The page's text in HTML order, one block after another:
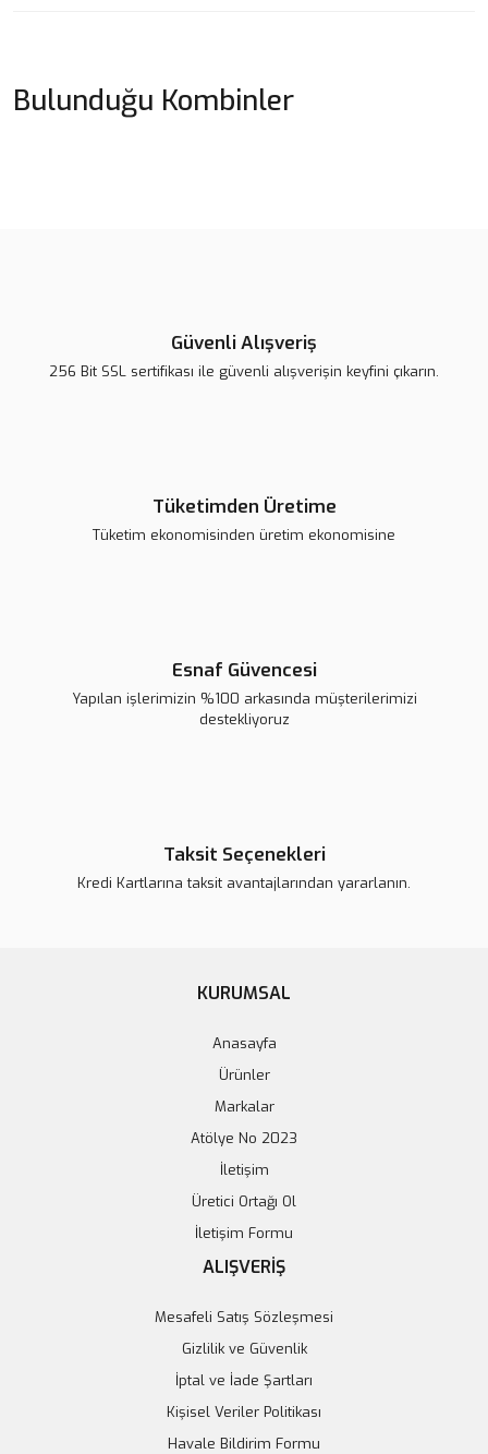
Ürün resmi kalitesiz, bozuk veya görüntülenemiyor.
Ürün açıklamasında eksik bilgiler bulunuyor.
Gönder
285,65 TL
12V 1 Kanal LDR Işık Sensörü Kontrollü Röle Kartı
114,26 TL
Sepete Ekle
Bulunduğu Kombinler
SSR-40DA Solid State Röle 40A – 24-380V
SSR-25DA Solid State Röle (25A)
Güvenli Alışveriş
256 Bit SSL sertifikası ile güvenli alışverişin keyfini çıkarın.
Tüketimden Üretime
Tüketim ekonomisinden üretim ekonomisine
Esnaf Güvencesi
Yapılan işlerimizin %100 arkasında müşterilerimizi
destekliyoruz
Taksit Seçenekleri
Kredi Kartlarına taksit avantajlarından yararlanın.
KURUMSAL
Anasayfa
Ürünler
Markalar
Atölye No 2023
İletişim
Üretici Ortağı Ol
İletişim Formu
ALIŞVERİŞ
Mesafeli Satış Sözleşmesi
Gizlilik ve Güvenlik
İptal ve İade Şartları
Kişisel Veriler Politikası
Havale Bildirim Formu